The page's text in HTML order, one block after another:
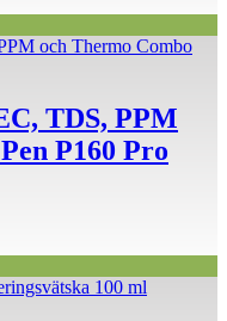
TDS, PPM
P160 Pro